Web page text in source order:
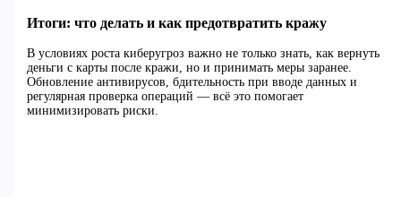
Итоги: что делать и как предотвратить кражу
В условиях роста киберугроз важно не только знать, как вернуть
деньги с карты после кражи, но и принимать меры заранее.
Обновление антивирусов, бдительность при вводе данных и
регулярная проверка операций — всё это помогает
минимизировать риски.